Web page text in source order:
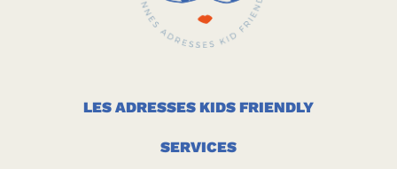
LES ADRESSES KIDS FRIENDLY
SERVICES